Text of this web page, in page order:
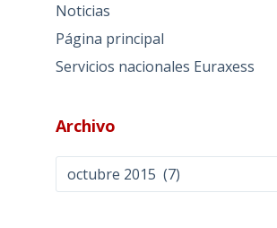
Noticias
Página principal
Servicios nacionales Euraxess
Archivo
Archivo